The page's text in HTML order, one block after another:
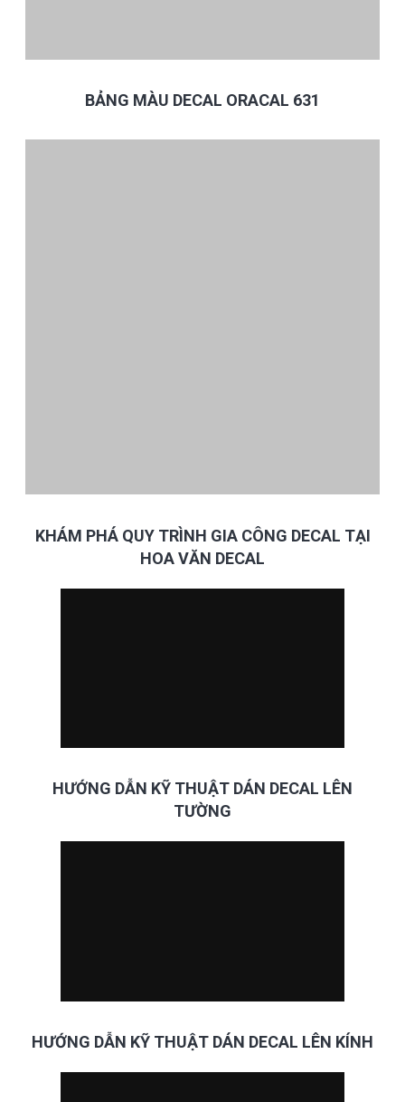
BẢNG MÀU DECAL ORACAL 631
KHÁM PHÁ QUY TRÌNH GIA CÔNG DECAL TẠI
HOA VĂN DECAL
HƯỚNG DẪN KỸ THUẬT DÁN DECAL LÊN
TƯỜNG
HƯỚNG DẪN KỸ THUẬT DÁN DECAL LÊN KÍNH